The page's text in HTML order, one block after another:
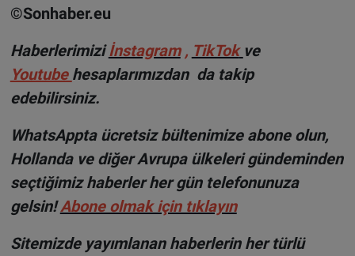
©Sonhaber.eu
Haberlerimizi İnstagram , TikTok ve
Youtube hesaplarımızdan da takip
edebilirsiniz.
WhatsAppta ücretsiz bültenimize abone olun,
Hollanda ve diğer Avrupa ülkeleri gündeminden
seçtiğimiz haberler her gün telefonunuza
gelsin!Abone olmak için tıklayın
Sitemizde yayımlanan haberlerin her türlü